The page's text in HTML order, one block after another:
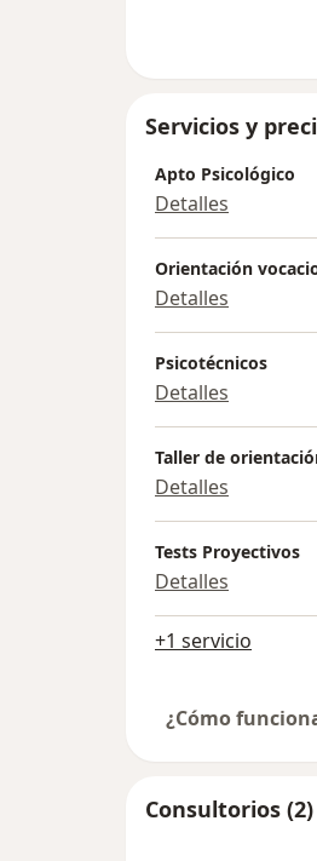
Servicios y
Apto Psicológico
Detalles
Orientación
Detalles
Psicotécnicos
Detalles
Taller de
Detalles
Tests Proyectivos
Detalles
+1 servicio
¿Cómo
Consultorios (2)